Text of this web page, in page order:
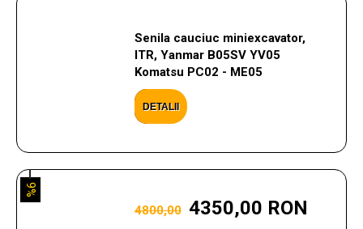
Senila cauciuc miniexcavator,
ITR, Yanmar B05SV YV05
Komatsu PC02 - ME05
DETALII
4800,00 4350,00 RON
9%